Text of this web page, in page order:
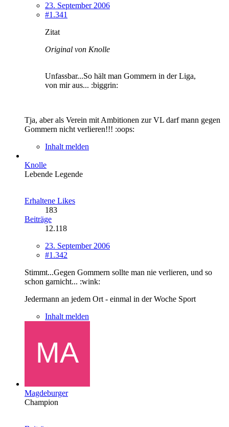
23. September 2006
#1.341
Zitat
Original von Knolle
Unfassbar...So hält man Gommern in der Liga,
von mir aus... :biggrin:
Tja, aber als Verein mit Ambitionen zur VL darf mann gegen
Gommern nicht verlieren!!! :oops:
Inhalt melden
Knolle
Lebende Legende
Erhaltene Likes
183
Beiträge
12.118
23. September 2006
#1.342
Stimmt...Gegen Gommern sollte man nie verlieren, und so
schon garnicht... :wink:
Jedermann an jedem Ort - einmal in der Woche Sport
Inhalt melden
Magdeburger
Champion